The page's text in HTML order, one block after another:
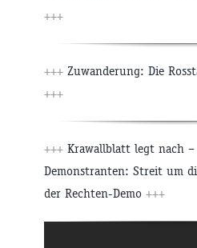
+++
+++ Zuwanderung: Die
+++
+++ Krawallblatt legt nach
Demonstranten: Streit um
der Rechten-Demo +++